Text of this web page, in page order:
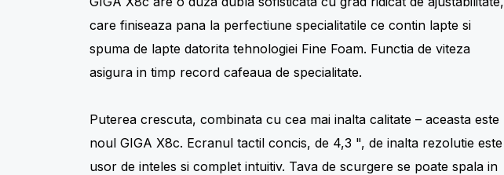
care finiseaza pana la perfectiune specialitatile ce contin lapte si
spuma de lapte datorita tehnologiei Fine Foam. Functia de viteza
asigura in timp record cafeaua de specialitate.
Puterea crescuta, combinata cu cea mai inalta calitate – aceasta este
noul GIGA X8c. Ecranul tactil concis, de 4,3 ", de inalta rezolutie este
usor de inteles si complet intuitiv. Tava de scurgere se poate spala in